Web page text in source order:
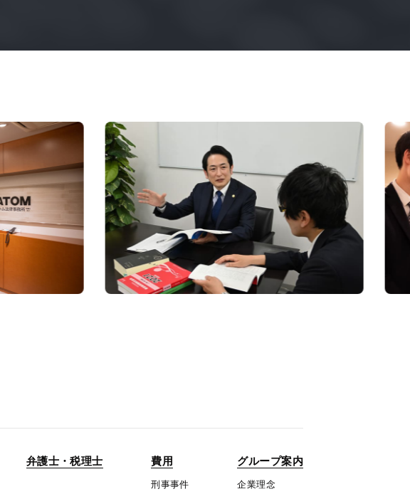
弁護士・税理士 費用
刑事事件
グループ案内
企業理念